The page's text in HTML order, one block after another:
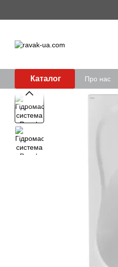
Каталог Про нас